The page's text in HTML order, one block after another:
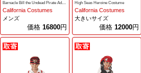
Barnacle Bill the Undead Pirate Adult Costume
California Costumes
メンズ
価格 16800円
High Seas Heroine Costume
California Costumes
大きいサイズ
価格 12000円